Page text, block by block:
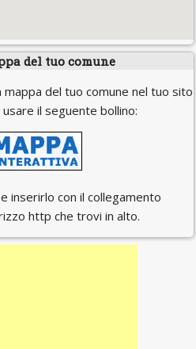
del tuo comune
del tuo comune nel tuo sito
il seguente bollino:
inserirlo con il collegamento
http che trovi in alto.